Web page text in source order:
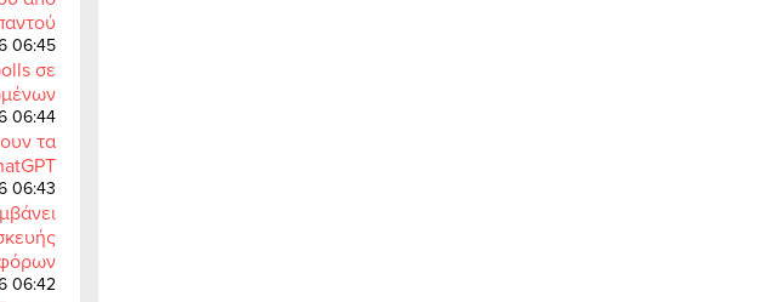
06:45
σε
06:44
τα
06:43
06:42